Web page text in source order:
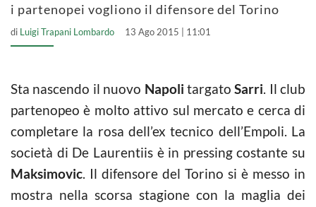
i partenopei vogliono il difensore del Torino
di Luigi Trapani Lombardo 13 Ago 2015 | 11:01
Sta nascendo il nuovo Napoli targatoSarri. Il club
partenopeo è molto attivo sul mercato e cerca di
completare la rosa dell’ex tecnico dell’Empoli. La
società di De Laurentiis è in pressing costante su
Maksimovic. Il difensore del Torino si è messo in
mostra nella scorsa stagione con la maglia dei